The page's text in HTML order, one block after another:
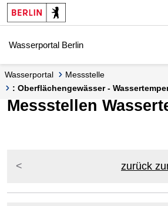
Springe zur Navigation
Springe zum Inhalt
Wasserportal Berlin
Wasserportal
Messstelle
: Oberflächengewässer -
Messstellen
zurück